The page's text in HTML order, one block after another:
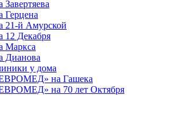
Завертяева
Герцена
21-й Амурской
12 Декабря
Маркса
Дианова
у дома
на Гашека
на 70 лет Октября